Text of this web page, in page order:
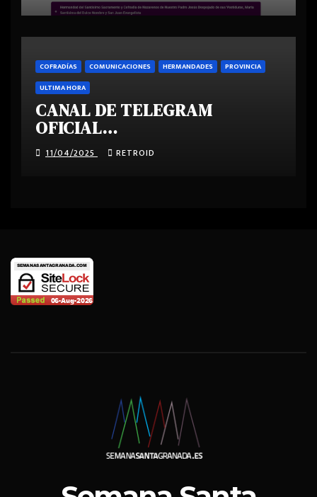
COFRADÍAS COMUNICACIONES HERMANDADES
PROVINCIA
ULTIMA HORA
CANAL DE TELEGRAM
OFICIAL
SEMANASANTAGRANADA.COM
11/04/2025 RETROID